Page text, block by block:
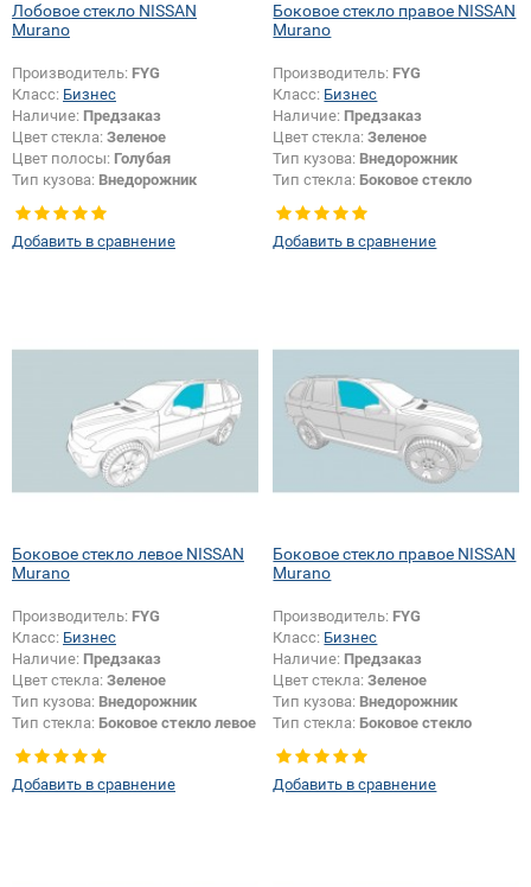
Лобовое стекло NISSAN
Murano
Производитель: FYG
Класс: Бизнес
Наличие: Предзаказ
Цвет стекла: Зеленое
Цвет полосы: Голубая
Тип кузова: Внедорожник
Добавить в сравнение
Боковое стекло правое NISSAN
Murano
Производитель: FYG
Класс: Бизнес
Наличие: Предзаказ
Цвет стекла:Зеленое
Тип кузова: Внедорожник
Тип стекла: Боковое стекло
правое
Добавить в сравнение
Боковое стекло левое NISSAN
Murano
Производитель: FYG
Класс: Бизнес
Наличие: Предзаказ
Цвет стекла: Зеленое
Тип кузова: Внедорожник
Тип стекла: Боковое стекло левое
Добавить в сравнение
Боковое стекло правое NISSAN
Murano
Производитель: FYG
Класс: Бизнес
Наличие: Предзаказ
Цвет стекла:Зеленое
Тип кузова: Внедорожник
Тип стекла: Боковое стекло
Добавить в сравнение